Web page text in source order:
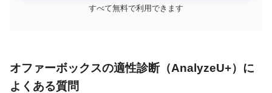
すべて無料で利用できます
オファーボックスの適性診断（AnalyzeU+）に
よくある質問